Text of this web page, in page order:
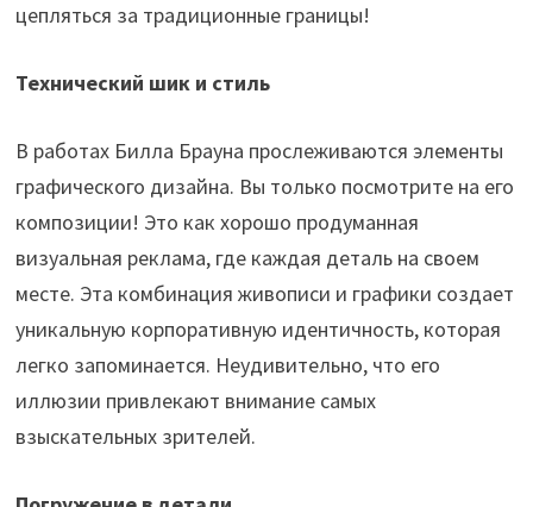
цепляться за традиционные границы!
Технический шик и стиль
В работах Билла Брауна прослеживаются элементы
графического дизайна. Вы только посмотрите на его
композиции! Это как хорошо продуманная
визуальная реклама, где каждая деталь на своем
месте. Эта комбинация живописи и графики создает
уникальную корпоративную идентичность, которая
легко запоминается. Неудивительно, что его
иллюзии привлекают внимание самых
взыскательных зрителей.